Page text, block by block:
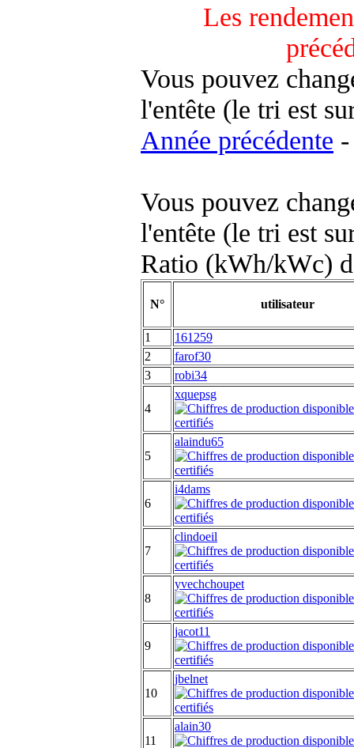
Les
Vous pouvez
l'entête (le tri est
Année précédente
Vous pouvez
l'entête (le tri est
Ratio (kWh/kWc)
N° utilisateur
1
161259
2
farof30
3
robi34
4
xquepsg
5
alaindu65
6
i4dams
7
clindoeil
8
yvechchoupet
9
jacot11
10
jbelnet
11
alain30